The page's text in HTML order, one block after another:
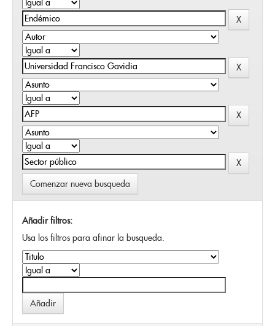
Comenzar nueva busqueda
Añadir filtros:
Usa los filtros para afinar la busqueda.